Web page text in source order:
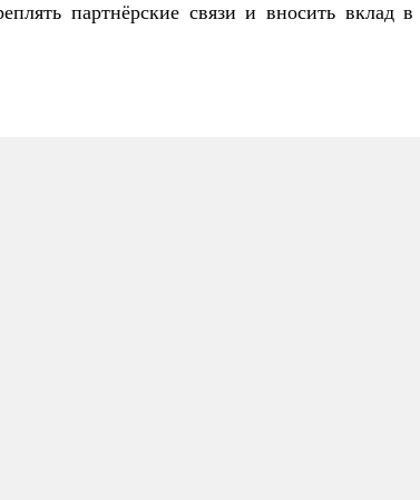
партнёрские связи и вносить вклад